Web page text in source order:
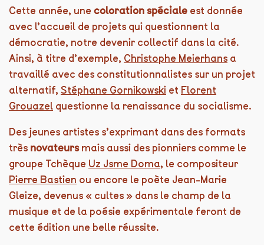
Cette année, une coloration spéciale est donnée
avec l’accueil de projets qui questionnent la
démocratie, notre devenir collectif dans la cité.
Ainsi, à titre d’exemple, Christophe Meierhans a
travaillé avec des constitutionnalistes sur un projet
alternatif, Stéphane Gornikowski et Florent
Grouazel questionne la renaissance du socialisme.
Des jeunes artistes s’exprimant dans des formats
très novateursmais aussi des pionniers comme le
groupe Tchèque Uz Jsme Doma, le compositeur
Pierre Bastien ou encore le poète Jean-Marie
Gleize, devenus « cultes » dans le champ de la
musique et de la poésie expérimentale feront de
cette édition une belle réussite.